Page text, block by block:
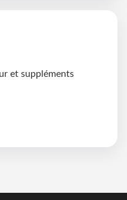
et suppléments